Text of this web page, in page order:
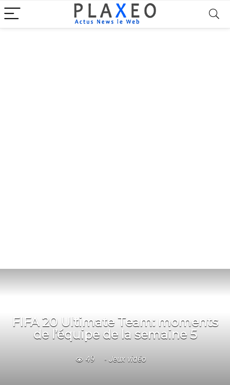
FIFA 20 Ultimate Team: moments
de l’équipe de la semaine 5
49 Jeux vidéo